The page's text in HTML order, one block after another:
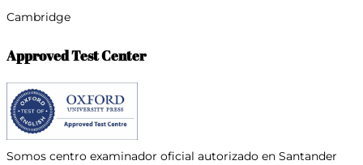
Cambridge
Approved Test Center
Somos centro examinador oficial autorizado en Santander